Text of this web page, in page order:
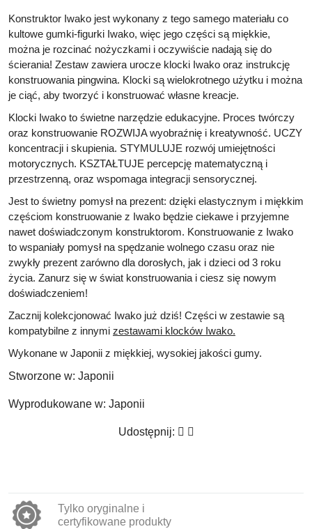
Konstruktor Iwako jest wykonany z tego samego materiału co
kultowe gumki-figurki Iwako, więc jego części są miękkie,
można je rozcinać nożyczkami i oczywiście nadają się do
ścierania! Zestaw zawiera urocze klocki Iwako oraz instrukcję
konstruowania pingwina. Klocki są wielokrotnego użytku i można
je ciąć, aby tworzyć i konstruować własne kreacje.
Klocki Iwako to świetne narzędzie edukacyjne. Proces twórczy
oraz konstruowanie ROZWIJA wyobraźnię i kreatywność. UCZY
koncentracji i skupienia. STYMULUJE rozwój umiejętności
motorycznych. KSZTAŁTUJE percepcję matematyczną i
przestrzenną, oraz wspomaga integracji sensorycznej.
Jest to świetny pomysł na prezent: dzięki elastycznym i miękkim
częściom konstruowanie z Iwako będzie ciekawe i przyjemne
nawet doświadczonym konstruktorom. Konstruowanie z Iwako
to wspaniały pomysł na spędzanie wolnego czasu oraz nie
zwykły prezent zarówno dla dorosłych, jak i dzieci od 3 roku
życia. Zanurz się w świat konstruowania i ciesz się nowym
doświadczeniem!
Zacznij kolekcjonować Iwako już dziś! Części w zestawie są
kompatybilne z innymi zestawami klocków Iwako.
Wykonane w Japonii z miękkiej, wysokiej jakości gumy.
Stworzone w: Japonii
Wyprodukowane w: Japonii
Udostępnij:
Tylko oryginalne i
certyfikowane produkty